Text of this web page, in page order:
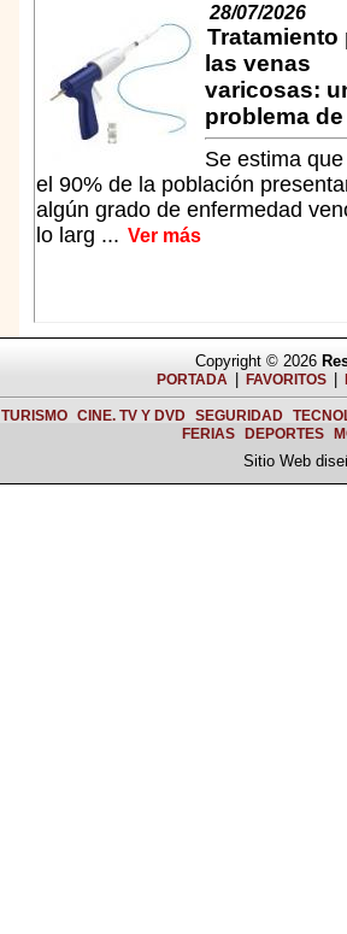
28/07/2026
Tratamiento
las venas
varicosas:
problema de
Se estima
el 90% de la población
algún grado de enfermedad
lo larg ... Ver más
Copyright © 2026
PORTADA FAVORITOS
TURISMO CINE. TV Y DVD SEGURIDAD
FERIAS
DEPORTES
Sitio Web